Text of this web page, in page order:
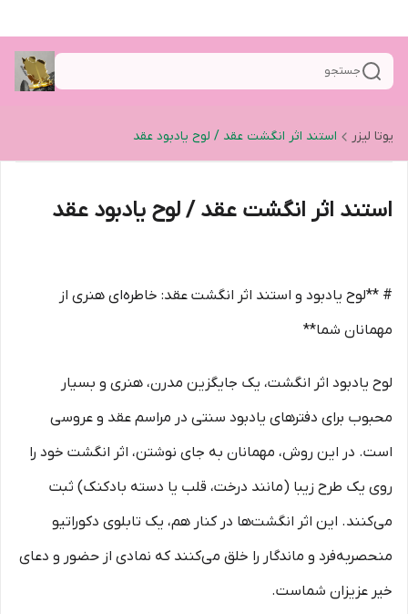
جستجو
یوتا لیزر استند اثر انگشت عقد / لوح یادبود عقد
استند اثر انگشت عقد / لوح یادبود عقد
# **لوح یادبود و استند اثر انگشت عقد: خاطره‌ای هنری از
مهمانان شما**
لوح یادبود اثر انگشت، یک جایگزین مدرن، هنری و بسیار
محبوب برای دفترهای یادبود سنتی در مراسم عقد و عروسی
است. در این روش، مهمانان به جای نوشتن، اثر انگشت خود را
روی یک طرح زیبا (مانند درخت، قلب یا دسته بادکنک) ثبت
می‌کنند. این اثر انگشت‌ها در کنار هم، یک تابلوی دکوراتیو
منحصربه‌فرد و ماندگار را خلق می‌کنند که نمادی از حضور و دعای
خیر عزیزان شماست.